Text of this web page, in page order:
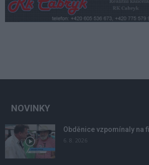
NOVINKY
Obděnice vzpomínaly na
6. 8. 2026